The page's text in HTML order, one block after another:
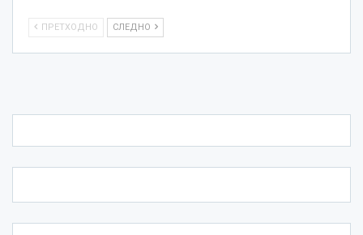
ПРЕТХОДНО СЛЕДНО